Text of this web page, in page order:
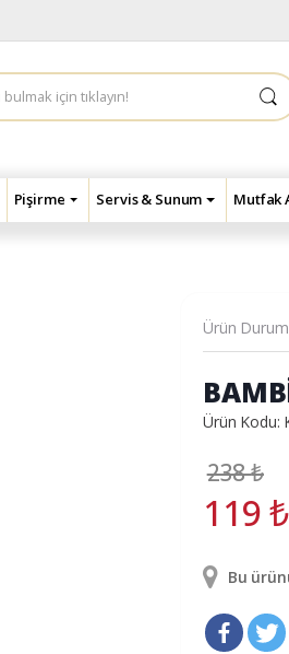
Pişirme Servis & Sunum Mutfak
Ürün
Ürün Kodu:
238₺
119₺
Bu